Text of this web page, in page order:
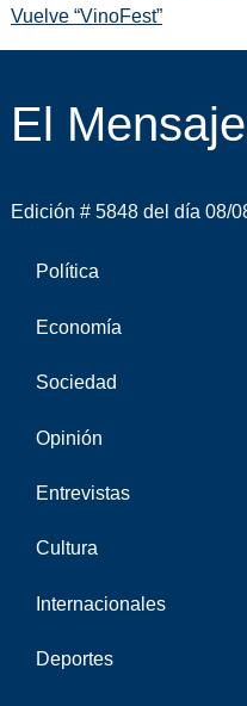
Vuelve “VinoFest”
El
Edición # 5848 del día 08/
Política
Economía
Sociedad
Opinión
Entrevistas
Cultura
Internacionales
Deportes